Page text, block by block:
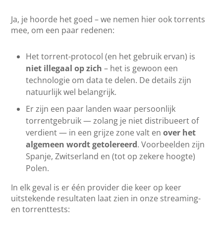
Ja, je hoorde het goed – we nemen hier ook torrents
mee, om een paar redenen:
Het torrent-protocol (en het gebruik ervan) is
niet illegaal op zich – het is gewoon een
technologie om data te delen. De details zijn
natuurlijk wel belangrijk.
Er zijn een paar landen waar persoonlijk
torrentgebruik — zolang je niet distribueert of
verdient — in een grijze zone valt enover het
algemeen wordt getolereerd. Voorbeelden zijn
Spanje, Zwitserland en (tot op zekere hoogte)
Polen.
In elk geval is er één provider die keer op keer
uitstekende resultaten laat zien in onze streaming-
en torrenttests: